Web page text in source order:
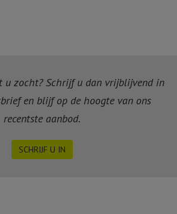
u zocht? Schrijf u dan vrijblijvend in
en blijf op de hoogte van ons
recentste aanbod.
SCHRIJF U IN